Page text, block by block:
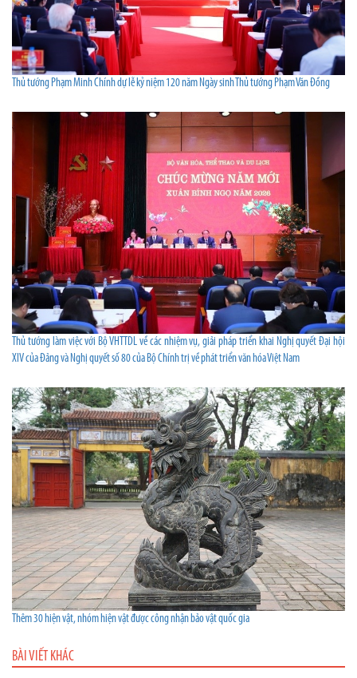
Thủ tướng Phạm Minh Chính dự lễ kỷ niệm 120 năm Ngày sinh Thủ tướng Phạm Văn Đồng
Thủ tướng làm việc với Bộ VHTTDL về các nhiệm vụ, giải pháp triển khai Nghị quyết Đại hội
XIV của Đảng và Nghị quyết số 80 của Bộ Chính trị về phát triển văn hóa Việt Nam
Thêm 30 hiện vật, nhóm hiện vật được công nhận bảo vật quốc gia
BÀI VIẾT KHÁC